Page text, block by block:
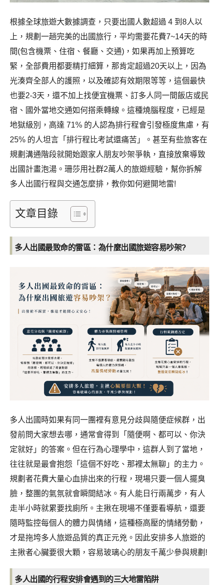
根據全球旅遊大數據調查，只要出國人數超過 4 到8人以
上，規劃一趟完美的出國旅行，平均需要花費7~14天的時
間(包含機票、住宿、餐廳、交通)，如果再加上預算吃
緊，全部費用都要精打細算，那肯定超過20天以上，因為
光湊齊全部人的護照，以及確認有效期限等等，這個最快
也要2-3天，還不加上找便宜機票、訂多人同一間飯店或民
宿、國外當地交通如何搭乘轉線。這種燒腦程度，已經是
地獄級別，高達 71% 的人認為排行程會引發極度焦慮，有
25% 的人坦言「排行程比考試還痛苦」。甚至有些旅客在
規劃溝通階段就開始跟家人朋友吵架爭執，直接放棄導致
出國計畫泡湯。珊莎用社群2萬人的旅遊經驗，幫你拆解
多人出國行程與交通怎麼排，教你如何避開地雷!
文章目錄
多人出國最致命的雷區：為什麼出國旅遊容易吵架?
多人出國時如果有同一團裡有意見分歧與隨便症候群，出
發前問大家想去哪，通常會得到「隨便啊、都可以、你決
定就好」的答案。但在行為心理學中，這群人到了當地，
往往就是最會抱怨「這個不好吃、那裡太無聊」的主力。
規劃者花費大量心血排出來的行程，現場只要一個人擺臭
臉，整團的氣氛就會瞬間結冰。有人能日行兩萬步，有人
走半小時就累要找廁所。主揪在現場不僅要看導航，還要
隨時監控每個人的體力與情緒，這種極高壓的情緒勞動，
才是拖垮多人旅遊品質的真正元兇。因此安排多人旅遊的
主揪者心臟要很大顆，容易玻璃心的朋友千萬少參與規劃!
多人出國的行程安排會遇到的三大地雷陷阱